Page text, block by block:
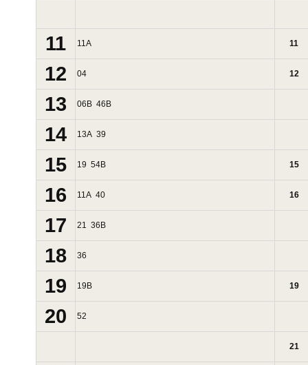
11 11A 11
12 04 12
13 06 B 46 B
14 13A 39
15 19 54B 15
16 11A 40 16
17 21 36 B
18 36
19 19 B 19
20 52
21